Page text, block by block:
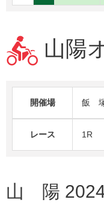
山陽
開催場 飯
レース 1R
山 陽 2024